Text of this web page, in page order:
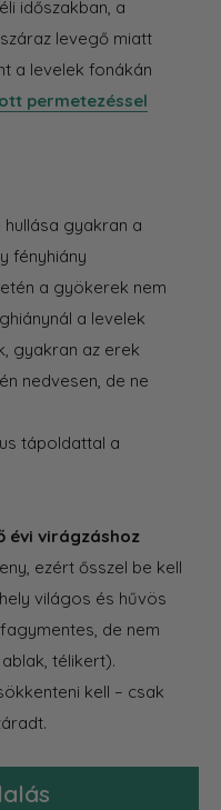
időszakban, a
levegő miatt
a levelek fonákán
permetezéssel
gyakran a
fényhiány
a gyökerek nem
a levelek
gyakran az erek
nedvesen, de ne
tápoldattal a
évi virágzáshoz
, ezért ősszel be kell
világos és hűvös
fagymentes, de nem
télikert).
kell – csak